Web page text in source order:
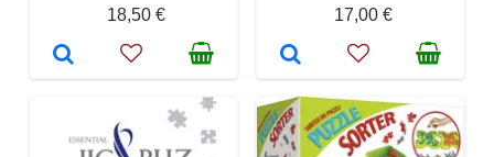
18,50 €
17,00 €